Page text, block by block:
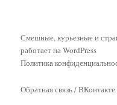
Смешные, курьезные и
работает на WordPress
Политика
Обратная связь/ВКонтакте